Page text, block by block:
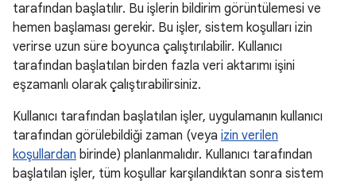
tarafından başlatılır. Bu işlerin bildirim görüntülemesi ve
hemen başlaması gerekir. Bu işler, sistem koşulları izin
verirse uzun süre boyunca çalıştırılabilir. Kullanıcı
tarafından başlatılan birden fazla veri aktarımı işini
eşzamanlı olarak çalıştırabilirsiniz.
Kullanıcı tarafından başlatılan işler, uygulamanın kullanıcı
tarafından görülebildiği zaman (veya izin verilen
koşullardan birinde) planlanmalıdır. Kullanıcı tarafından
başlatılan işler, tüm koşullar karşılandıktan sonra sistem